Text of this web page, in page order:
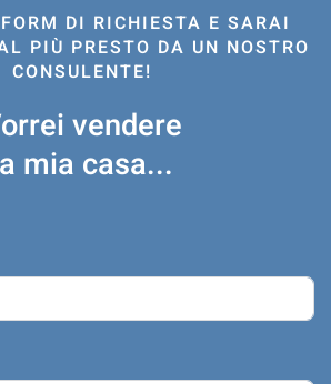
DI RICHIESTA E SARAI
PIÙ PRESTO DA UN NOSTRO
CONSULENTE!
vendere
mia casa...